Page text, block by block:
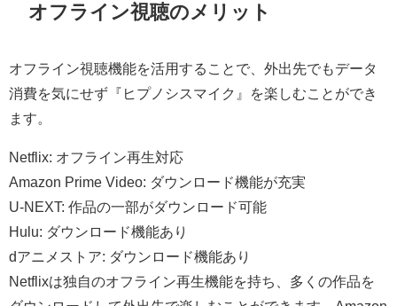
オフライン視聴のメリット
オフライン視聴機能を活用することで、外出先でもデータ
消費を気にせず『ヒプノシスマイク』を楽しむことができ
ます。
Netflix: オフライン再生対応
Amazon Prime Video: ダウンロード機能が充実
U-NEXT: 作品の一部がダウンロード可能
Hulu: ダウンロード機能あり
dアニメストア: ダウンロード機能あり
Netflixは独自のオフライン再生機能を持ち、多くの作品を